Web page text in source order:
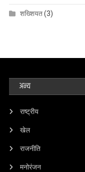
शख्शियत(3)
अन्य
राष्ट्रीय
खेल
राजनीति
मनोरंजन